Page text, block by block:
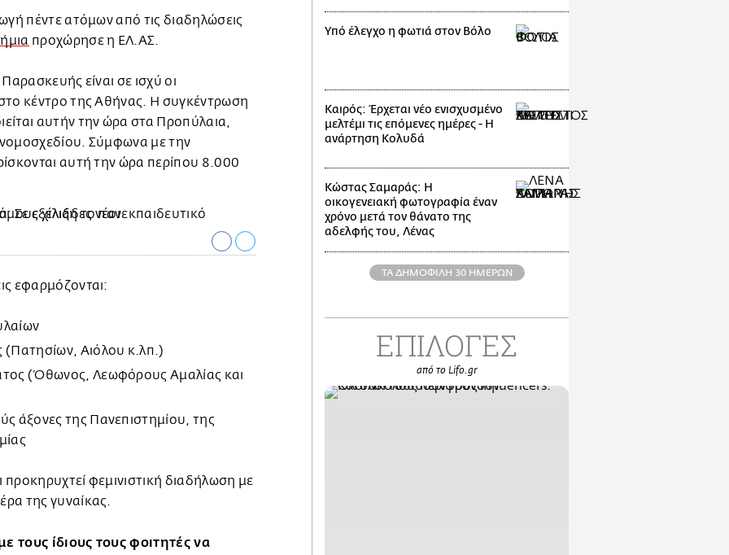
πέντε ατόμων από τις διαδηλώσεις
προχώρησε η ΕΛ.ΑΣ.
είναι σε ισχύ οι
κέντρο της Αθήνας. Η συγκέντρωση
αυτήν την ώρα στα Προπύλαια,
Σύμφωνα με την
αυτή την ώρα περίπου 8.000
εφαρμόζονται:
(Πατησίων, Αιόλου κ.λπ.)
(Όθωνος, Λεωφόρους Αμαλίας και
άξονες της Πανεπιστημίου, της
προκηρυχτεί φεμινιστική διαδήλωση με
της γυναίκας.
τους ίδιους τους φοιτητές να
Υπό έλεγχο η φωτιά στον Βόλο
Καιρός: Έρχεται νέο ενισχυσμένο
μελτέμι τις επόμενες ημέρες - Η
ανάρτηση Κολυδά
Κώστας Σαμαράς: Η
οικογενειακή φωτογραφία έναν
χρόνο μετά τον θάνατο της
αδελφής του, Λένας
ΤΑ ΔΗΜΟΦΙΛΗ 30 ΗΜΕΡΩΝ
ΕΠΙΛΟΓΕΣ
από το Lifo.gr